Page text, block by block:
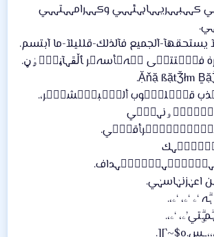
كہہبہہريہہاہہئہہي وكہہرامہہتہہي
يستحقهآ-آلجميع فآلذلك-قلليلآ-ما آبتسم.
فہۣۗتتہۣى ڪۧہﱟﺄسہﱟﺮ ﭑڵڦہآڼہۣۗۄٰڼ.
Ặňặ ßặtǮłm
قہۣۗلہۣۗوب ألہۣۗبہۣۗشہۣۗر،.
اعہٰزنہٰاسہٰي.
‘ۦ ‘ۦ، ‘ۦ،.
‘ۦ،.